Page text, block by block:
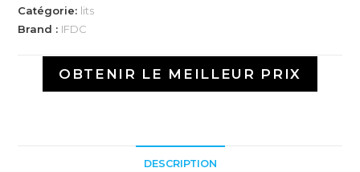
Catégorie: lits
Brand : IFDC
OBTENIR LE MEILLEUR PRIX
DESCRIPTION